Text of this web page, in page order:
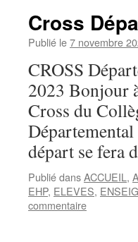
Cross
Publié le7 novembre
CROSS
2023 Bonjour
Cross du
départ se fera
Publié dansACCUEIL ,
EHP, ELEVES,
commentaire